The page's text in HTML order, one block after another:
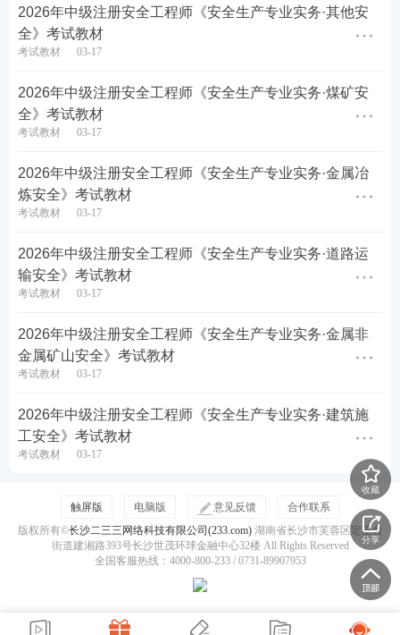
2026年中级注册安全工程师《安全生产专业实务·其他安
全》考试教材
考试教材 03-17
2026年中级注册安全工程师《安全生产专业实务·煤矿安
全》考试教材
考试教材 03-17
2026年中级注册安全工程师《安全生产专业实务·金属冶
炼安全》考试教材
考试教材 03-17
2026年中级注册安全工程师《安全生产专业实务·道路运
输安全》考试教材
考试教材 03-17
2026年中级注册安全工程师《安全生产专业实务·金属非
金属矿山安全》考试教材
考试教材 03-17
2026年中级注册安全工程师《安全生产专业实务·建筑施
工安全》考试教材
考试教材 03-17
收藏
分享
触屏版 电脑版 意见反馈
合作联系
版权所有©长沙二三三网络科技有限公司(233.com)湖南省长沙市芙蓉区定王台
街道建湘路393号长沙世茂环球金融中心32楼 All Rights Reserved
全国客服热线：4000-800-233 / 0731-89907953